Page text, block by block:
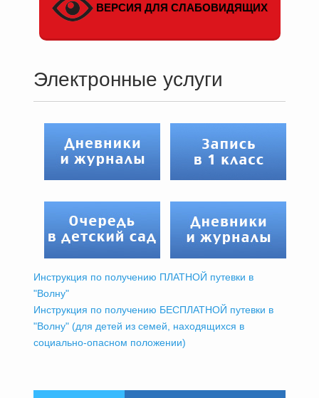
ВЕРСИЯ ДЛЯ СЛАБОВИДЯЩИХ
Электронные услуги
Инструкция по получению ПЛАТНОЙ путевки в
"Волну"
Инструкция по получению БЕСПЛАТНОЙ путевки в
"Волну" (для детей из семей, находящихся в
социально-опасном положении)